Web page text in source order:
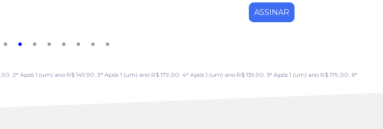
ASSINAR
2* Após 1 (um) ano R$ 149,90. 3* Após 1 (um) ano R$ 179,00. 4* Após 1 (um) ano R$ 139,90. 5* Após 1 (um) ano R$ 179,00. 6*